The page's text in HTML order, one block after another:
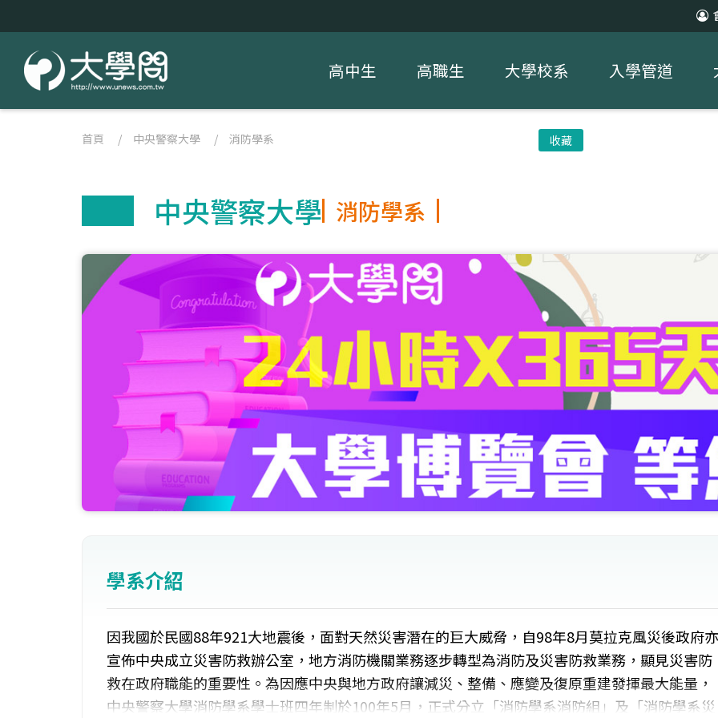
高中生 高職生 大學校系 入學管道
首頁 / 中央警察大學 / 消防學系 收藏
中央警察大學 消防學系
學系介紹
因我國於民國88年921大地震後，面對天然災害潛在的巨大威脅，自98年8月莫拉克風災後政府亦
宣佈中央成立災害防救辦公室，地方消防機關業務逐步轉型為消防及災害防救業務，顯見災害防
救在政府職能的重要性。為因應中央與地方政府讓減災、整備、應變及復原重建發揮最大能量，
中央警察大學消防學系學士班四年制於100年5月，正式分立「消防學系消防組」及「消防學系災